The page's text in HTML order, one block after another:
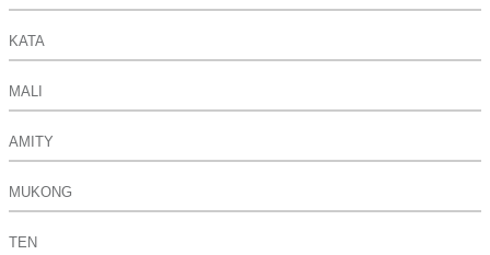
KATA
MALI
AMITY
MUKONG
TEN